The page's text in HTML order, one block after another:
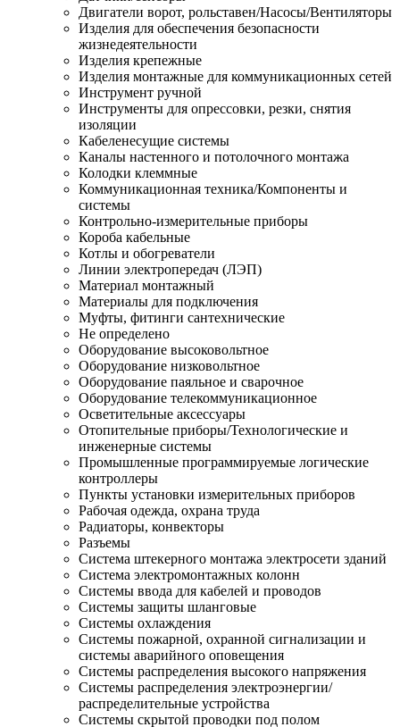
Двигатели ворот, рольставен/Насосы/Вентиляторы
Изделия для обеспечения безопасности
жизнедеятельности
Изделия крепежные
Изделия монтажные для коммуникационных сетей
Инструмент ручной
Инструменты для опрессовки, резки, снятия
изоляции
Кабеленесущие системы
Каналы настенного и потолочного монтажа
Колодки клеммные
Коммуникационная техника/Компоненты и
системы
Контрольно-измерительные приборы
Короба кабельные
Котлы и обогреватели
Линии электропередач (ЛЭП)
Материал монтажный
Материалы для подключения
Муфты, фитинги сантехнические
Не определено
Оборудование высоковольтное
Оборудование низковольтное
Оборудование паяльное и сварочное
Оборудование телекоммуникационное
Осветительные аксессуары
Отопительные приборы/Технологические и
инженерные системы
Промышленные программируемые логические
контроллеры
Пункты установки измерительных приборов
Рабочая одежда, охрана труда
Радиаторы, конвекторы
Разъемы
Система штекерного монтажа электросети зданий
Система электромонтажных колонн
Системы ввода для кабелей и проводов
Системы защиты шланговые
Системы охлаждения
Системы пожарной, охранной сигнализации и
системы аварийного оповещения
Системы распределения высокого напряжения
Системы распределения электроэнергии/
распределительные устройства
Системы скрытой проводки под полом